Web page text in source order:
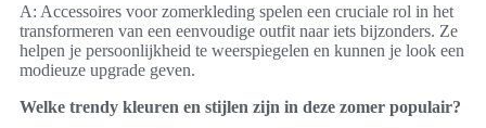
A: Accessoires voor zomerkleding spelen een cruciale rol in het
transformeren van een eenvoudige outfit naar iets bijzonders. Ze
helpen je persoonlijkheid te weerspiegelen en kunnen je look een
modieuze upgrade geven.
Welke trendy kleuren en stijlen zijn in deze zomer populair?